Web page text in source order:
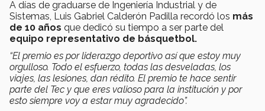
A días de graduarse de Ingeniería Industrial y de
Sistemas, Luis Gabriel Calderón Padilla recordó los más
de 10 años que dedicó su tiempo a ser parte del
equipo representativo de básquetbol.
“El premio es por liderazgo deportivo así que estoy muy
orgulloso. Todo el esfuerzo, todas las desveladas, los
viajes, las lesiones, dan rédito. El premio te hace sentir
parte del Tec y que eres valioso para la institución y por
esto siempre voy a estar muy agradecido”.